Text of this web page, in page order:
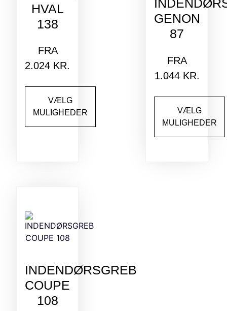
HVAL
138
FRA
2.024 KR.
VÆLG
MULIGHEDER
GENON
87
FRA
1.044 KR.
VÆLG
MULIGHEDER
INDENDØRSGREB
COUPE
108